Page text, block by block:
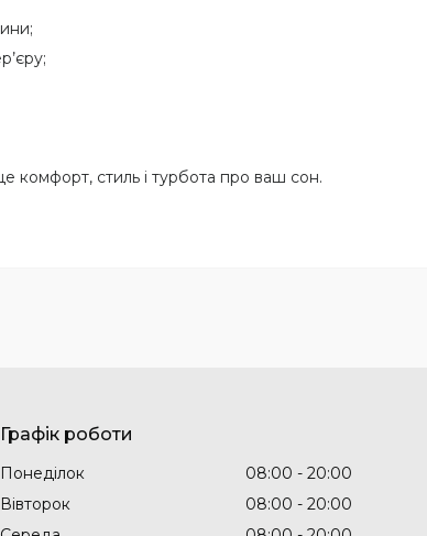
комфорт, стиль і турбота про ваш сон.
Графік роботи
Понеділок 08:00
20:00
Вівторок
08:00
20:00